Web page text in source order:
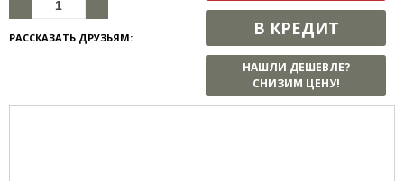
РАССКАЗАТЬ ДРУЗЬЯМ: В КРЕДИТ
НАШЛИ ДЕШЕВЛЕ?
СНИЗИМ ЦЕНУ!